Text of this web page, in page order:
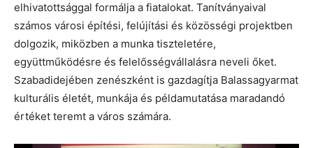
elhivatottsággal formálja a fiatalokat. Tanítványaival
számos városi építési, felújítási és közösségi projektben
dolgozik, miközben a munka tiszteletére,
együttműködésre és felelősségvállalásra neveli őket.
Szabadidejében zenészként is gazdagítja Balassagyarmat
kulturális életét, munkája és példamutatása maradandó
értéket teremt a város számára.